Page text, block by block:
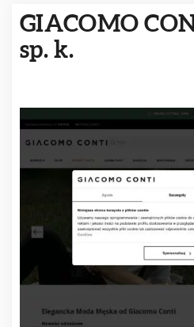
GIACOMO
sp. k.